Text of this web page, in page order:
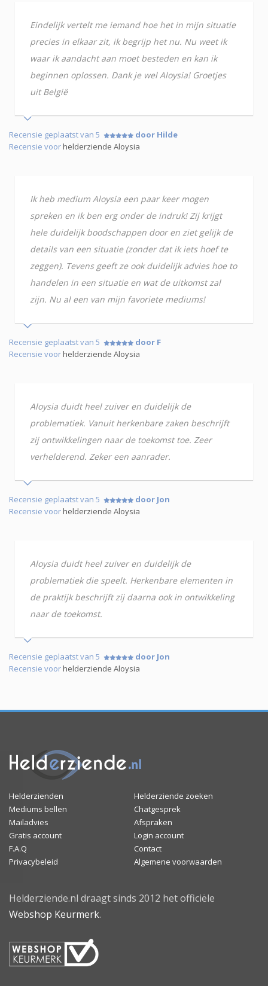
Eindelijk vertelt me iemand hoe het in mijn situatie
precies in elkaar zit, ik begrijp het nu. Nu weet ik
waar ik aandacht aan moet besteden en kan ik
beginnen oplossen. Dank je wel Aloysia! Groetjes
uit België
Recensie geplaatst van 5
door Hilde
Recensie voorhelderziende Aloysia
Ik heb medium Aloysia een paar keer mogen
spreken en ik ben erg onder de indruk! Zij krijgt
hele duidelijk boodschappen door en ziet gelijk de
details van een situatie (zonder dat ik iets hoef te
zeggen). Tevens geeft ze ook duidelijk advies hoe to
handelen in een situatie en wat de uitkomst zal
zijn. Nu al een van mijn favoriete mediums!
Recensie geplaatst van 5
door F
Recensie voorhelderziende Aloysia
Aloysia duidt heel zuiver en duidelijk de
problematiek. Vanuit herkenbare zaken beschrijft
zij ontwikkelingen naar de toekomst toe. Zeer
verhelderend. Zeker een aanrader.
Recensie geplaatst van 5
door Jon
Recensie voorhelderziende Aloysia
Aloysia duidt heel zuiver en duidelijk de
problematiek die speelt. Herkenbare elementen in
de praktijk beschrijft zij daarna ook in ontwikkeling
naar de toekomst.
Recensie geplaatst van 5
door Jon
Recensie voorhelderziende Aloysia
Helderzienden
Helderziende zoeken
Mediums bellen
Chatgesprek
Mailadvies
Afspraken
Gratis account
Login account
F.A.Q
Contact
Privacybeleid
Algemene voorwaarden
Helderziende.nl draagt sinds 2012 het officiële
Webshop Keurmerk.